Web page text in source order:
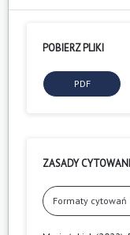
POBIERZ PLIKI
PDF
ZASADY
Formaty cytowań